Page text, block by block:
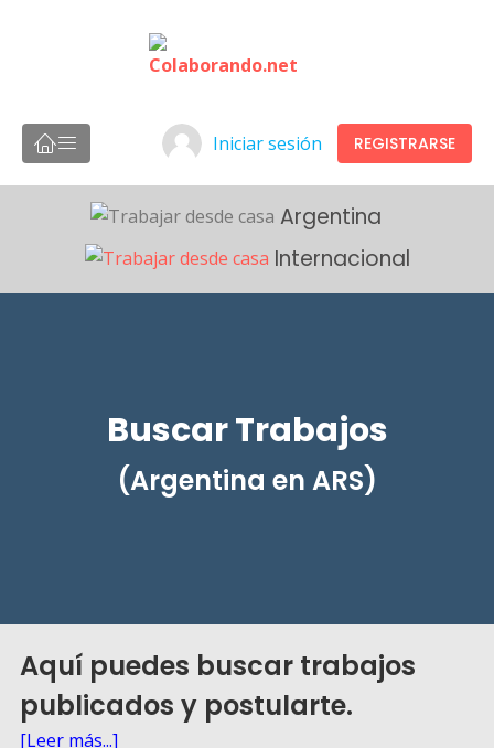
Iniciar sesión REGISTRARSE
Argentina
Internacional
Buscar Trabajos
(Argentina en ARS)
Aquí puedes buscar trabajos
publicados y postularte.
[Leer más...]